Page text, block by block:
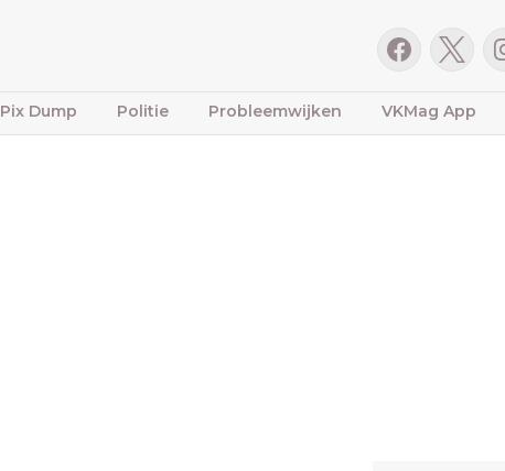
Pix Dump Politie Probleemwijken VKMag App